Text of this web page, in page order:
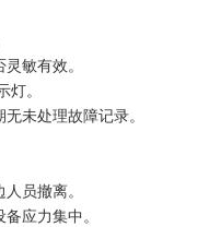
敏有效。
。
未处理故障记录。
员撤离。
应力集中。